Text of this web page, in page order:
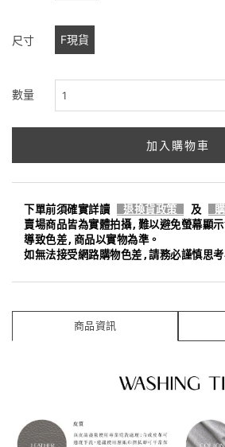
尺寸 F現貨
數量
加入購物車
下單前須確實詳讀 退換貨政策 及
賣場商品皆為實體拍攝,難以避免螢幕顯
導致色差,商品以實物為準。
如無法接受網路購物色差,請務必謹慎思
商品資訊